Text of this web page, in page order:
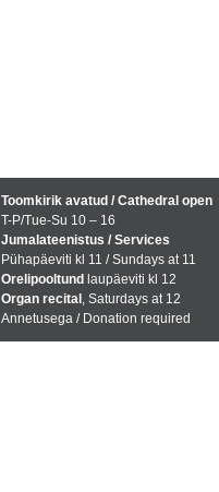
Toomkirik avatud / Cathedral open
T-P/Tue-Su 10 – 16
Jumalateenistus / Services
Pühapäeviti kl 11 / Sundays at 11
Orelipooltund laupäeviti kl 12
Organ recital , Saturdays at 12
Annetusega / Donation required